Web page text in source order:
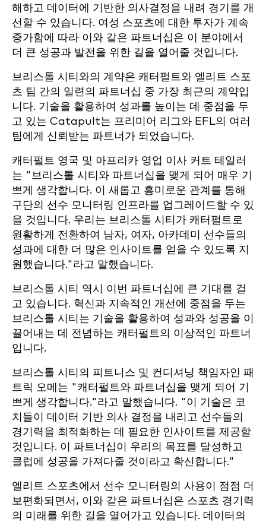
해하고 데이터에 기반한 의사결정을 내려 경기를 개
선할 수 있습니다. 여성 스포츠에 대한 투자가 계속
증가함에 따라 이와 같은 파트너십은 이 분야에서
더 큰 성공과 발전을 위한 길을 열어줄 것입니다.
브리스톨 시티와의 계약은 캐터펄트와 엘리트 스포
츠 팀 간의 일련의 파트너십 중 가장 최근의 계약입
니다. 기술을 활용하여 성과를 높이는 데 중점을 두
고 있는 Catapult는 프리미어 리그와 EFL의 여러
팀에게 신뢰받는 파트너가 되었습니다.
캐터펄트 영국 및 아프리카 영업 이사 커트 테일러
는 "브리스톨 시티와 파트너십을 맺게 되어 매우 기
쁘게 생각합니다. 이 새롭고 흥미로운 관계를 통해
구단의 선수 모니터링 인프라를 업그레이드할 수 있
을 것입니다. 우리는 브리스톨 시티가 캐터펄트로
원활하게 전환하여 남자, 여자, 아카데미 선수들의
성과에 대한 더 많은 인사이트를 얻을 수 있도록 지
원했습니다."라고 말했습니다.
브리스톨 시티 역시 이번 파트너십에 큰 기대를 걸
고 있습니다. 혁신과 지속적인 개선에 중점을 두는
브리스톨 시티는 기술을 활용하여 성과와 성공을 이
끌어내는 데 전념하는 캐터펄트의 이상적인 파트너
입니다.
브리스톨 시티의 피트니스 및 컨디셔닝 책임자인 패
트릭 오메는 "캐터펄트와 파트너십을 맺게 되어 기
쁘게 생각합니다."라고 말했습니다. "이 기술은 코
치들이 데이터 기반 의사 결정을 내리고 선수들의
경기력을 최적화하는 데 필요한 인사이트를 제공할
것입니다. 이 파트너십이 우리의 목표를 달성하고
클럽에 성공을 가져다줄 것이라고 확신합니다."
엘리트 스포츠에서 선수 모니터링의 사용이 점점 더
보편화되면서, 이와 같은 파트너십은 스포츠 경기력
의 미래를 위한 길을 열어가고 있습니다. 데이터의